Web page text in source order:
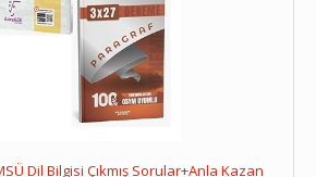
Dil Bilgisi Çıkmış Sorular+Anla Kazan